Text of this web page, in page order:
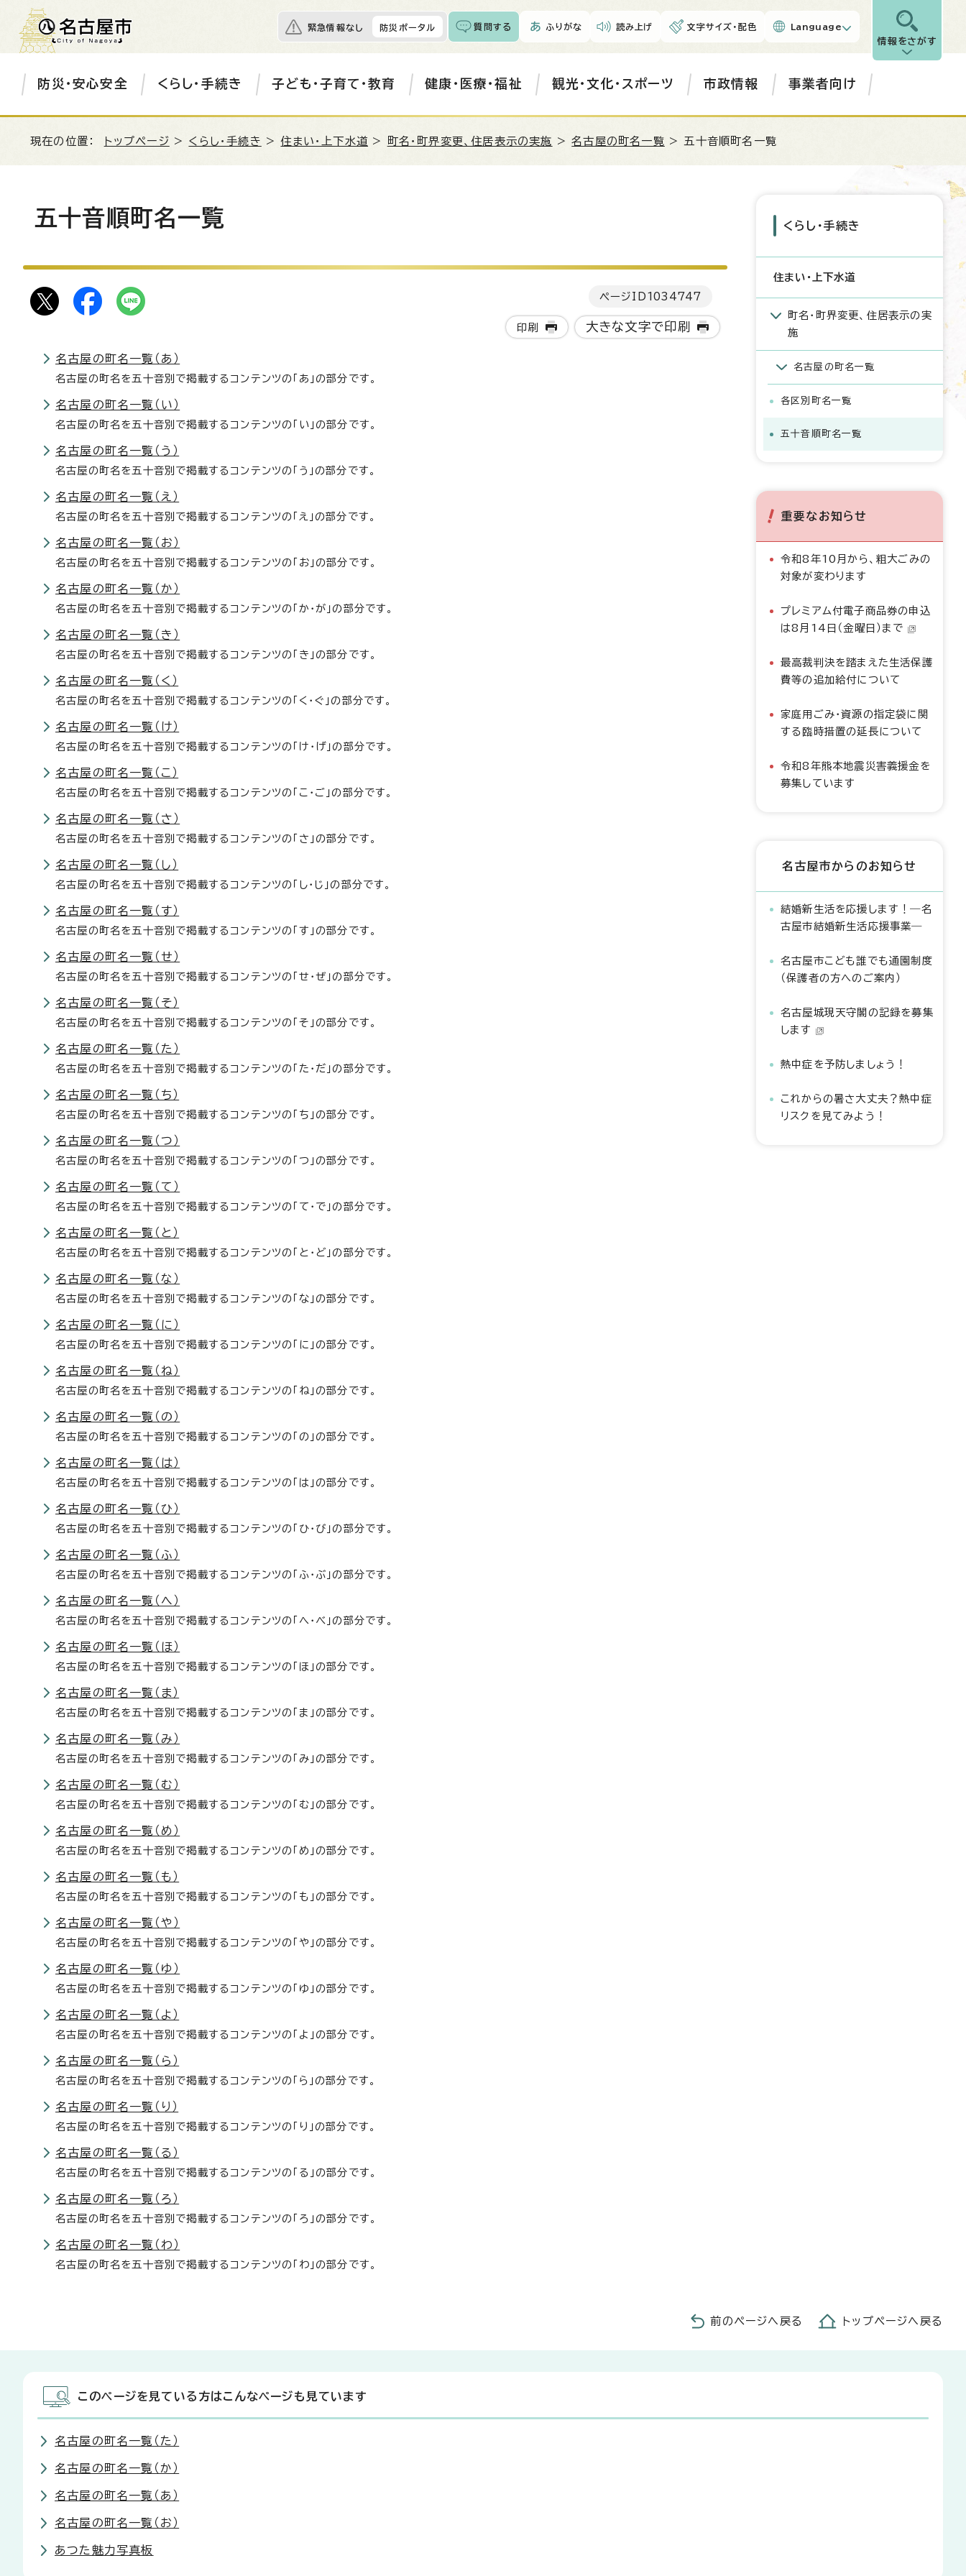
緊急情報なし 防災ポータル 質問する ふりがな 読み上げ 文字サイズ・配色 Language
情報をさがす
防災・安心安全 くらし・手続き 子ども・子育て・教育 健康・医療・福祉 観光・文化・スポーツ 市政情報 事業者向け
現在の位置： トップページ > くらし・手続き >住まい・上下水道 > 町名・町界変更、住居表示の実施 >名古屋の町名一覧 > 五十音順町名一覧
五十音順町名一覧
ページID 1034747
印刷 大きな文字で印刷
名古屋の町名一覧（あ）
名古屋の町名を五十音別で掲載するコンテンツの「あ」の部分です。
名古屋の町名一覧（い）
名古屋の町名を五十音別で掲載するコンテンツの「い」の部分です。
名古屋の町名一覧（う）
名古屋の町名を五十音別で掲載するコンテンツの「う」の部分です。
名古屋の町名一覧（え）
名古屋の町名を五十音別で掲載するコンテンツの「え」の部分です。
名古屋の町名一覧（お）
名古屋の町名を五十音別で掲載するコンテンツの「お」の部分です。
名古屋の町名一覧（か）
名古屋の町名を五十音別で掲載するコンテンツの「か・が」の部分です。
名古屋の町名一覧（き）
名古屋の町名を五十音別で掲載するコンテンツの「き」の部分です。
名古屋の町名一覧（く）
名古屋の町名を五十音別で掲載するコンテンツの「く・ぐ」の部分です。
名古屋の町名一覧（け）
名古屋の町名を五十音別で掲載するコンテンツの「け・げ」の部分です。
名古屋の町名一覧（こ）
名古屋の町名を五十音別で掲載するコンテンツの「こ・ご」の部分です。
名古屋の町名一覧（さ）
名古屋の町名を五十音別で掲載するコンテンツの「さ」の部分です。
名古屋の町名一覧（し）
名古屋の町名を五十音別で掲載するコンテンツの「し・じ」の部分です。
名古屋の町名一覧（す）
名古屋の町名を五十音別で掲載するコンテンツの「す」の部分です。
名古屋の町名一覧（せ）
名古屋の町名を五十音別で掲載するコンテンツの「せ・ぜ」の部分です。
名古屋の町名一覧（そ）
名古屋の町名を五十音別で掲載するコンテンツの「そ」の部分です。
名古屋の町名一覧（た）
名古屋の町名を五十音別で掲載するコンテンツの「た・だ」の部分です。
名古屋の町名一覧（ち）
名古屋の町名を五十音別で掲載するコンテンツの「ち」の部分です。
名古屋の町名一覧（つ）
名古屋の町名を五十音別で掲載するコンテンツの「つ」の部分です。
名古屋の町名一覧（て）
名古屋の町名を五十音別で掲載するコンテンツの「て・で」の部分です。
名古屋の町名一覧（と）
名古屋の町名を五十音別で掲載するコンテンツの「と・ど」の部分です。
名古屋の町名一覧（な）
名古屋の町名を五十音別で掲載するコンテンツの「な」の部分です。
名古屋の町名一覧（に）
名古屋の町名を五十音別で掲載するコンテンツの「に」の部分です。
名古屋の町名一覧（ね）
名古屋の町名を五十音別で掲載するコンテンツの「ね」の部分です。
名古屋の町名一覧（の）
名古屋の町名を五十音別で掲載するコンテンツの「の」の部分です。
名古屋の町名一覧（は）
名古屋の町名を五十音別で掲載するコンテンツの「は」の部分です。
名古屋の町名一覧（ひ）
名古屋の町名を五十音別で掲載するコンテンツの「ひ・び」の部分です。
名古屋の町名一覧（ふ）
名古屋の町名を五十音別で掲載するコンテンツの「ふ・ぶ」の部分です。
名古屋の町名一覧（へ）
名古屋の町名を五十音別で掲載するコンテンツの「へ・べ」の部分です。
名古屋の町名一覧（ほ）
名古屋の町名を五十音別で掲載するコンテンツの「ほ」の部分です。
名古屋の町名一覧（ま）
名古屋の町名を五十音別で掲載するコンテンツの「ま」の部分です。
名古屋の町名一覧（み）
名古屋の町名を五十音別で掲載するコンテンツの「み」の部分です。
名古屋の町名一覧（む）
名古屋の町名を五十音別で掲載するコンテンツの「む」の部分です。
名古屋の町名一覧（め）
名古屋の町名を五十音別で掲載するコンテンツの「め」の部分です。
名古屋の町名一覧（も）
名古屋の町名を五十音別で掲載するコンテンツの「も」の部分です。
名古屋の町名一覧（や）
名古屋の町名を五十音別で掲載するコンテンツの「や」の部分です。
名古屋の町名一覧（ゆ）
名古屋の町名を五十音別で掲載するコンテンツの「ゆ」の部分です。
名古屋の町名一覧（よ）
名古屋の町名を五十音別で掲載するコンテンツの「よ」の部分です。
名古屋の町名一覧（ら）
名古屋の町名を五十音別で掲載するコンテンツの「ら」の部分です。
名古屋の町名一覧（り）
名古屋の町名を五十音別で掲載するコンテンツの「り」の部分です。
名古屋の町名一覧（る）
名古屋の町名を五十音別で掲載するコンテンツの「る」の部分です。
名古屋の町名一覧（ろ）
名古屋の町名を五十音別で掲載するコンテンツの「ろ」の部分です。
名古屋の町名一覧（わ）
名古屋の町名を五十音別で掲載するコンテンツの「わ」の部分です。
くらし・手続き
住まい・上下水道
町名・町界変更、住居表示の実
施
名古屋の町名一覧
各区別町名一覧
五十音順町名一覧
重要なお知らせ
令和8年10月から、粗大ごみの
対象が変わります
プレミアム付電子商品券の申込
は8月14日（金曜日）まで
最高裁判決を踏まえた生活保護
費等の追加給付について
家庭用ごみ・資源の指定袋に関
する臨時措置の延長について
令和8年熊本地震災害義援金を
募集しています
名古屋市からのお知らせ
結婚新生活を応援します！―名
古屋市結婚新生活応援事業―
名古屋市こども誰でも通園制度
（保護者の方へのご案内）
名古屋城現天守閣の記録を募集
します
熱中症を予防しましょう！
これからの暑さ大丈夫？熱中症
リスクを見てみよう！
前のページへ戻る トップページへ戻る
このページを見ている方はこんなページも見ています
名古屋の町名一覧（た）
名古屋の町名一覧（か）
名古屋の町名一覧（あ）
名古屋の町名一覧（お）
あつた魅力写真板